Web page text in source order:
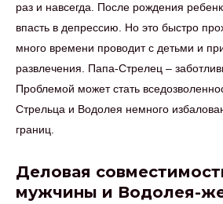
раз и навсегда. После рождения
впасть в депрессию. Но это быстро
много времени проводит с детьми и
развлечения. Папа-Стрелец –
Проблемой может стать
Стрельца и Водолея немного
границ.
Деловая
мужчины и Водолея-